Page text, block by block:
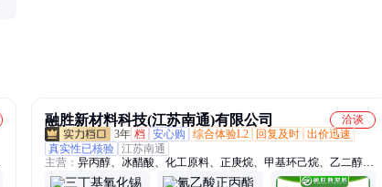
融胜新材料科技(江苏南通)有限公司
洽谈
3年 档 安心购 综合体验L2 回复及时 出价迅速
真实性已核验 江苏南通
主营： 异丙醇、冰醋酸、化工原料、正庚烷、甲基环己烷、乙二醇、
苯酚、江苏异丙醇、江苏化工原料、工业吡啶、工业苯酚、正丁醇、